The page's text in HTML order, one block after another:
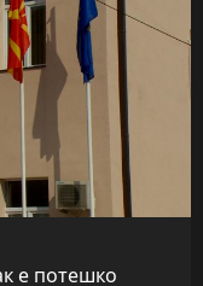
е потешко